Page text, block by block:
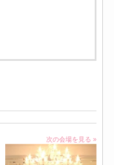
次の会場を見る »